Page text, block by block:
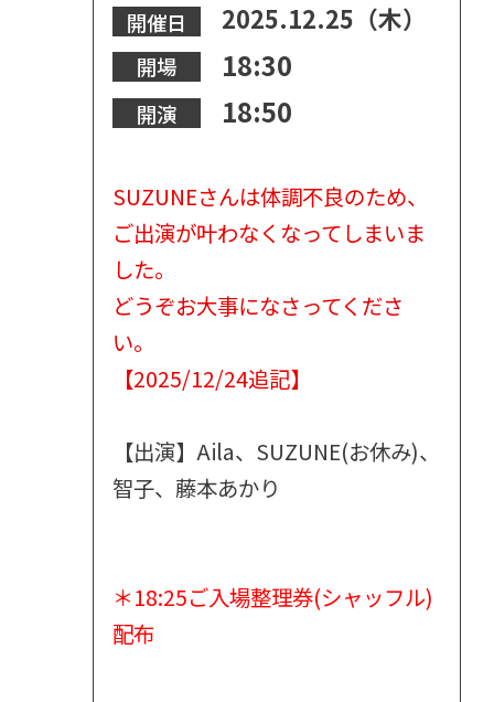
開催日 2025.12.25（木）
開場 18:30
開演 18:50
SUZUNEさんは体調不良のため、
ご出演が叶わなくなってしまいま
した。
どうぞお大事になさってくださ
い。
【2025/12/24追記】
【出演】Aila、SUZUNE(お休み)、
智子、藤本あかり
＊18:25ご入場整理券(シャッフル)
配布